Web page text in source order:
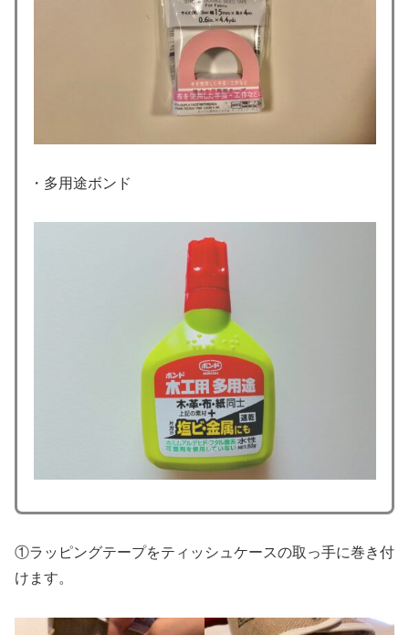
・多用途ボンド
①ラッピングテープをティッシュケースの取っ手に巻き付
けます。